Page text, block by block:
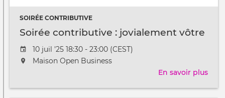
les
SOIRÉE CONTRIBUTIVE
Soirée contributive : jovialement vôtre
Date
de
10 juil '25 18:30 - 23:00 (CEST)
L'événement
au
Maison Open Business
En savoir plus